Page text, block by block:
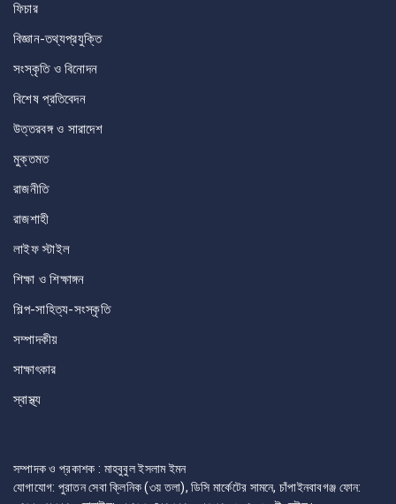
ফিচার
বিজ্ঞান-তথ্যপ্রযুক্তি
সংস্কৃতি ও বিনোদন
বিশেষ প্রতিবেদন
উত্তরবঙ্গ ও সারাদেশ
মুক্তমত
রাজনীতি
রাজশাহী
লাইফ স্টাইল
শিক্ষা ও শিক্ষাঙ্গন
শিল্প-সাহিত্য-সংস্কৃতি
সম্পাদকীয়
সাক্ষাৎকার
স্বাস্থ্য
সম্পাদক ও প্রকাশক : মাহবুবুল ইসলাম ইমন
যোগাযোগ: পুরাতন সেবা ক্লিনিক (৩য় তলা), ডিসি মার্কেটের সামনে, চাঁপাইনবাবগঞ্জ ফোন: